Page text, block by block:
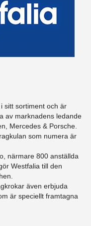
sitt sortiment och är
av marknadens ledande
Mercedes & Porsche.
som numera är
närmare 800 anställda
Westfalia till den
även erbjuda
är speciellt framtagna